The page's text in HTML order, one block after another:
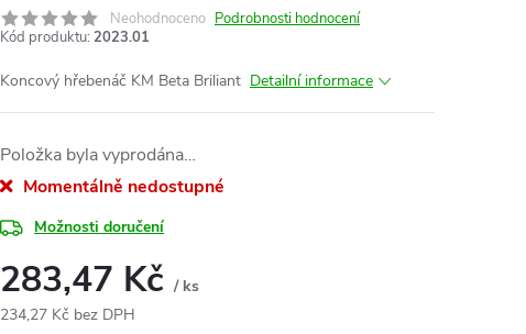
Neohodnoceno Podrobnosti hodnocení
Kód produktu: 2023.01
Koncový hřebenáč KM Beta Briliant Detailní informace
Položka byla vyprodána…
Momentálně nedostupné
Možnosti doručení
283,47 Kč / ks
234,27 Kč bez DPH